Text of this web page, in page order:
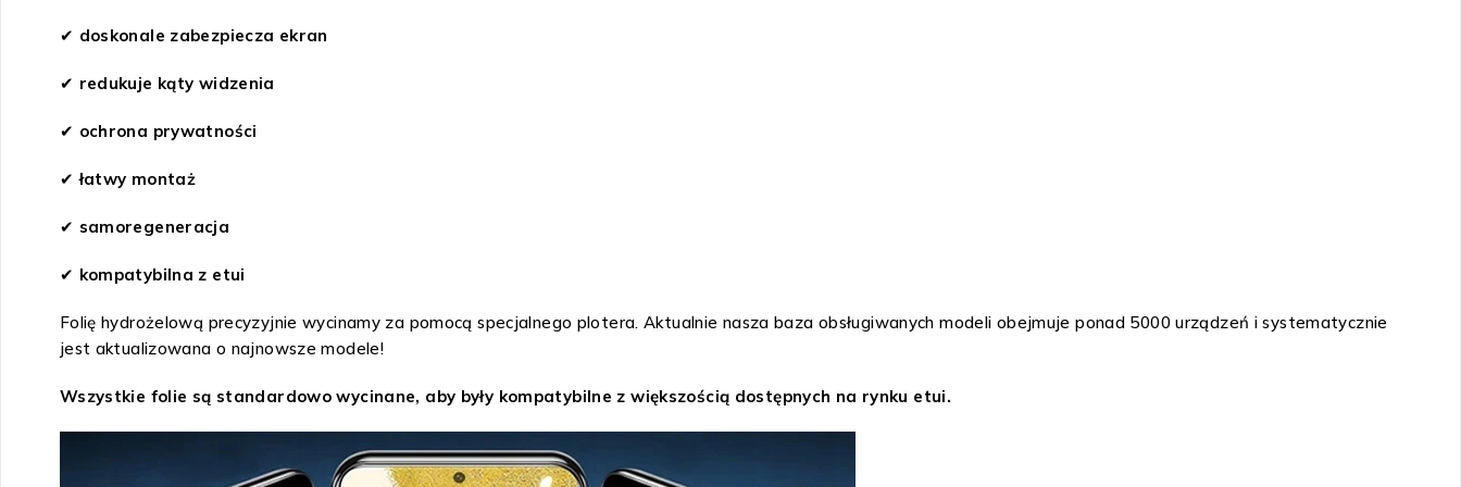
✔ doskonale zabezpiecza ekran
✔ redukuje kąty widzenia
✔ ochrona prywatności
✔ łatwy montaż
✔ samoregeneracja
✔ kompatybilna z etui
Folię hydrożelową precyzyjnie wycinamy za pomocą specjalnego plotera. Aktualnie nasza baza obsługiwanych modeli obejmuje ponad 5000 urządzeń i systematycznie
jest aktualizowana o najnowsze modele!
Wszystkie folie są standardowo wycinane, aby były kompatybilne z większością dostępnych na rynku etui.